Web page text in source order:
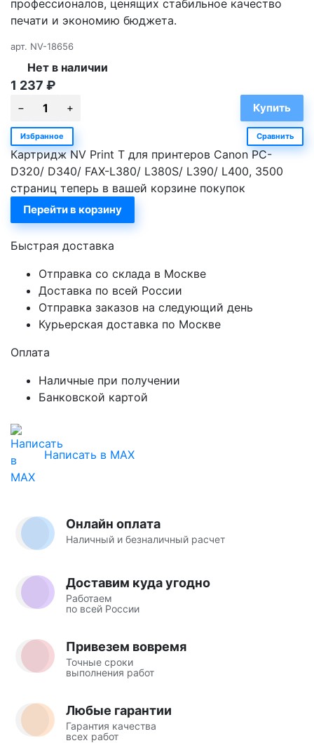
профессионалов, ценящих стабильное качество
печати и экономию бюджета.
арт. NV-18656
Нет в наличии
1 237 ₽
Избранное Сравнить
Картридж NV Print T для принтеров Canon PC-
D320/ D340/ FAX-L380/ L380S/ L390/ L400, 3500
страниц теперь в вашей корзине покупок
Перейти в корзину
Быстрая доставка
Отправка со склада в Москве
Доставка по всей России
Отправка заказов на следующий день
Курьерская доставка по Москве
Оплата
Наличные при получении
Банковской картой
Написать в MAX
Онлайн оплата
Наличный и безналичный расчет
Доставим куда угодно
Работаем
по всей России
Привезем вовремя
Точные сроки
выполнения работ
Любые гарантии
Гарантия качества
всех работ